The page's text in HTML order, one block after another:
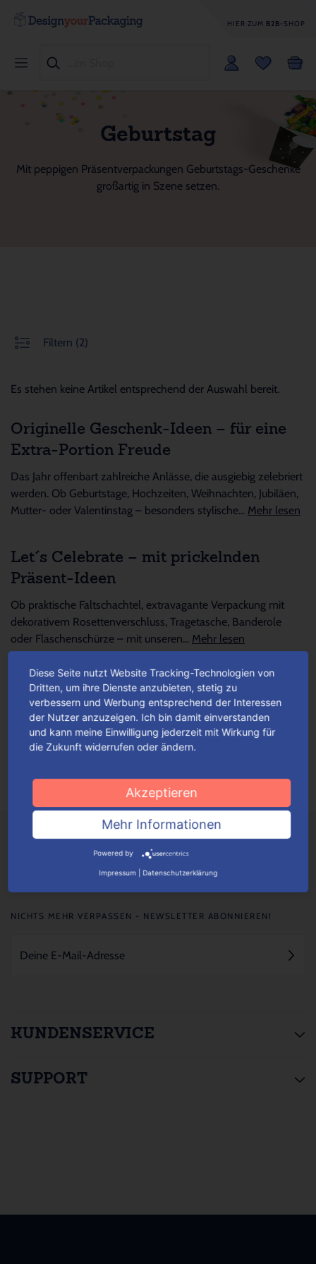
HIER ZUM B2B-SHOP
Geburtstag
Mit peppigen Präsentverpackungen Geburtstags-Geschenke
großartig in Szene setzen.
Filtern (2)
Es stehen keine Artikel entsprechend der Auswahl bereit.
Originelle Geschenk-Ideen – für eine
Extra-Portion Freude
Das Jahr offenbart zahlreiche Anlässe, die ausgiebig zelebriert
werden. Ob Geburtstage, Hochzeiten, Weihnachten, Jubiläen,
Mutter- oder Valentinstag – besonders stylische... Mehr lesen
Let´s Celebrate – mit prickelnden
Präsent-Ideen
Ob praktische Faltschachtel, extravagante Verpackung mit
dekorativem Rosettenverschluss, Tragetasche, Banderole
oder Flaschenschürze – mit unseren... Mehr lesen
Happy Birthday – mit dem besonders
persönlichen Touch
Verleihe deinem Geschenk mit unseren Verpackungslösungen
die besonders persönliche Note. Unsere Verpackungen kannst
KUNDENSERVICE
SUPPORT
NICHTS MEHR VERPASSEN - NEWSLETTER ABONNIEREN!
Diese Seite nutzt Website Tracking-Technologien von
Dritten, um ihre Dienste anzubieten, stetig zu
verbessern und Werbung entsprechend der Interessen
der Nutzer anzuzeigen. Ich bin damit einverstanden
und kann meine Einwilligung jederzeit mit Wirkung für
die Zukunft widerrufen oder ändern.
Akzeptieren
Mehr Informationen
Powered by
Impressum Datenschutzerklärung